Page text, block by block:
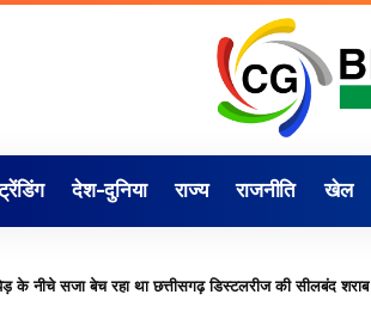
देश-दुनिया राज्य राजनीति खेल
के नीचे सजा बेच रहा था छत्तीसगढ़ डिस्टलरीज की सीलबंद शराब